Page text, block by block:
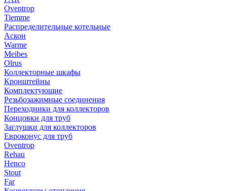
Oventrop
Tiemme
Распределительные котельные
Аскон
Warme
Meibes
Olrus
Коллекторные шкафы
Кронштейны
Комплектующие
Резьбозажимные соединения
Переходники для коллекторов
Концовки для труб
Заглушки для коллекторов
Евроконус для труб
Oventrop
Rehau
Henco
Stout
Far